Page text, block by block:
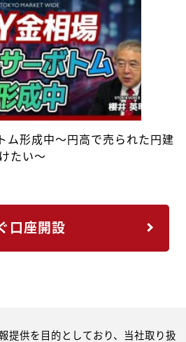
ム形成中～円高で売られた円建
たい～
口座開設
提供を目的としており、当社取り扱